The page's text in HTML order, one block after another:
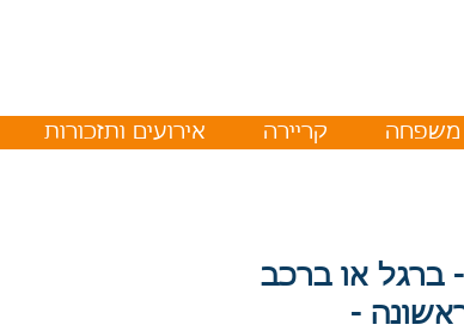
אירועים ותזכורות קריירה משפחה
ברגל או ברכב
-